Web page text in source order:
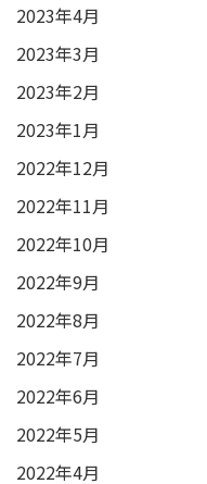
2023年4月
2023年3月
2023年2月
2023年1月
2022年12月
2022年11月
2022年10月
2022年9月
2022年8月
2022年7月
2022年6月
2022年5月
2022年4月